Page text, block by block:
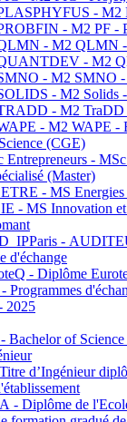
- M2
- M2 PF -
- M2 QLMN -
- M2
- M2 SMNO -
- M2 Solids
- M2 TraDD
- M2 WAPE -
(CGE)
Entrepreneurs -
(Master)
- MS Energies
- MS Innovation
-
d'échange
- Diplôme
Programmes
2025
Bachelor of
d’Ingénieur
- Diplôme de